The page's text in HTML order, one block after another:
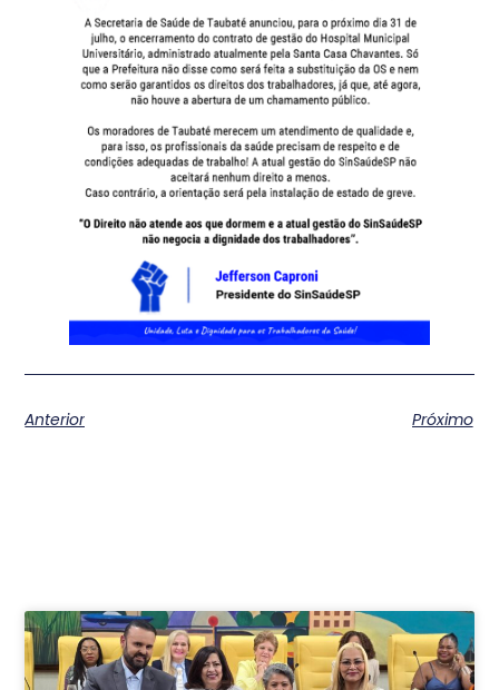
Anterior Próximo
Postagens relacionadas